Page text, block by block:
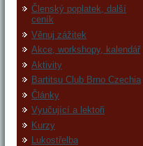
Členský poplatek, další
ceník
Věnuj zážitek
Akce, workshopy, kalendář
Aktivity
Bartitsu Club Brno Czechia
Články
Vyučující a lektoři
Kurzy
Lukostřelba